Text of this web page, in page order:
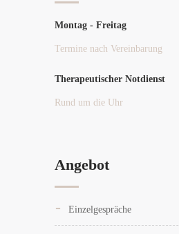
Montag - Freitag
Termine nach Vereinbarung
Therapeutischer Notdienst
Rund um die Uhr
Angebot
Einzelgespräche